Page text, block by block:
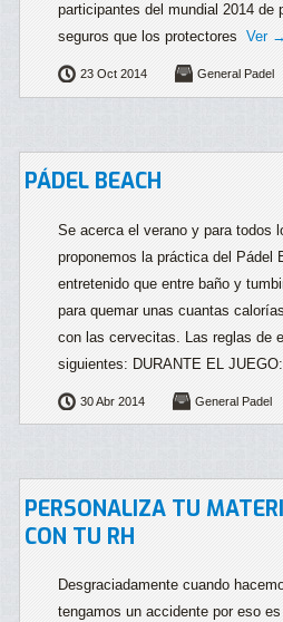
participantes del mundial 2014 de
seguros que los protectores Ver →
23 Oct 2014 General Padel
PÁDEL BEACH
Se acerca el verano y para todos
proponemos la práctica del Pádel
entretenido que entre baño y
para quemar unas cuantas
con las cervecitas. Las reglas de
siguientes: DURANTE EL
30 Abr 2014 General Padel
PERSONALIZA TU
CON TU RH
Desgraciadamente cuando
tengamos un accidente por eso